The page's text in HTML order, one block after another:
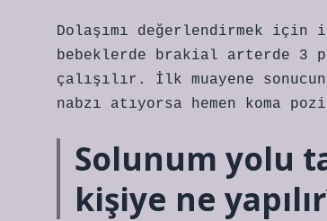
Dolaşımı değerlendirmek
bebeklerde brakial arterde 3
çalışılır. İlk muayene
nabzı atıyorsa hemen koma
Solunum yolu
kişiye ne